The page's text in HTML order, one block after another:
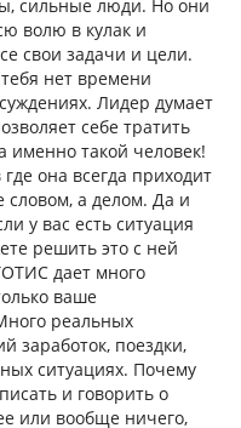
сильные люди. Но они
волю в кулак и
свои задачи и цели.
нет времени
Лидер думает
себе тратить
именно такой человек!
она всегда приходит
а делом. Да и
у вас есть ситуация
решить это с ней
дает много
ваше
реальных
заработок, поездки,
ситуациях. Почему
и говорить о
или вообще ничего,